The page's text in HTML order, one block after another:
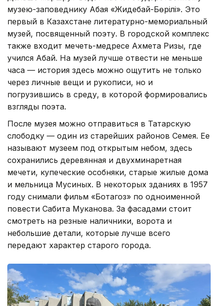
музею-заповеднику Абая «Жидебай-Бөрілі». Это
первый в Казахстане литературно-мемориальный
музей, посвященный поэту. В городской комплекс
также входит мечеть-медресе Ахмета Ризы, где
учился Абай. На музей лучше отвести не меньше
часа — история здесь можно ощутить не только
через личные вещи и рукописи, но и
погрузившись в среду, в которой формировались
взгляды поэта.
После музея можно отправиться в Татарскую
слободку — один из старейших районов Семея. Ее
называют музеем под открытым небом, здесь
сохранились деревянная и двухминаретная
мечети, купеческие особняки, старые жилые дома
и мельница Мусиных. В некоторых зданиях в 1957
году снимали фильм «Ботагоз» по одноименной
повести Сабита Муканова. За фасадами стоит
смотреть на резные наличники, ворота и
небольшие детали, которые лучше всего
передают характер старого города.